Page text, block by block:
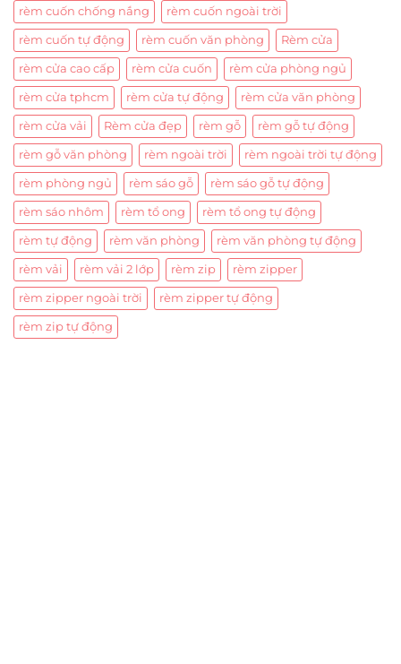
rèm cuốn chống nắng rèm cuốn ngoài trời
rèm cuốn tự động rèm cuốn văn phòng Rèm cửa
rèm cửa cao cấp rèm cửa cuốn rèm cửa phòng ngủ
rèm cửa tphcm rèm cửa tự động rèm cửa văn phòng
rèm cửa vải Rèm cửa đẹp rèm gỗ rèm gỗ tự động
rèm gỗ văn phòng rèm ngoài trời rèm ngoài trời tự động
rèm phòng ngủ rèm sáo gỗ rèm sáo gỗ tự động
rèm sáo nhôm rèm tổ ong rèm tổ ong tự động
rèm tự động rèm văn phòng rèm văn phòng tự động
rèm vải rèm vải 2 lớp rèm zip rèm zipper
rèm zipper ngoài trời rèm zipper tự động
rèm zip tự động